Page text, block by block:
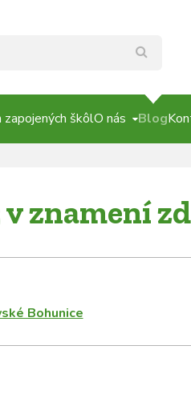
zapojených škôlO nás Blog
znamení
Bohunice